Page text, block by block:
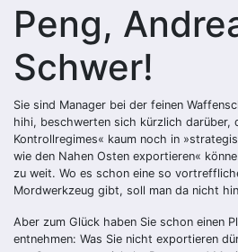
Peng,
Schwer!
Sie sind Manager bei der feinen
hihi, beschwerten sich kürzlich darüber,
Kontrollregimes« kaum noch in
wie den Nahen Osten exportieren«
zu weit. Wo es schon eine so
Mordwerkzeug gibt, soll man da nicht
Aber zum Glück haben Sie schon einen
entnehmen: Was Sie nicht exportieren